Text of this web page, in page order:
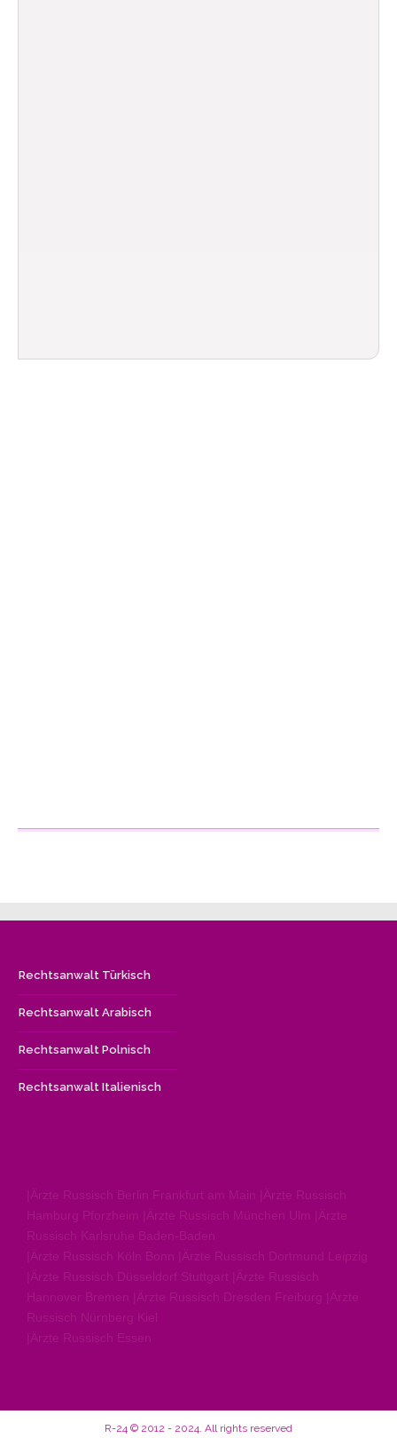
Rechtsanwalt Türkisch
Rechtsanwalt Arabisch
Rechtsanwalt Polnisch
Rechtsanwalt Italienisch
|Ärzte Russisch Berlin Frankfurt am Main |Ärzte Russisch
Hamburg Pforzheim |Ärzte Russisch München Ulm |Ärzte
Russisch Karlsruhe Baden-Baden
|Ärzte Russisch Köln Bonn |Ärzte Russisch Dortmund Leipzig
|Ärzte Russisch Düsseldorf Stuttgart |Ärzte Russisch
Hannover Bremen |Ärzte Russisch Dresden Freiburg |Ärzte
Russisch Nürnberg Kiel
|Ärzte Russisch Essen
R-24 2012 - 2024. All rights reserved